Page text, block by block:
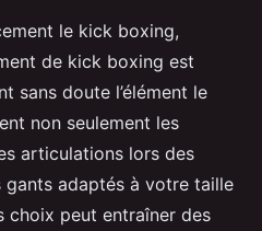
le kick boxing,
de kick boxing est
sans doute l’élément le
non seulement les
articulations lors des
adaptés à votre taille
choix peut entraîner des